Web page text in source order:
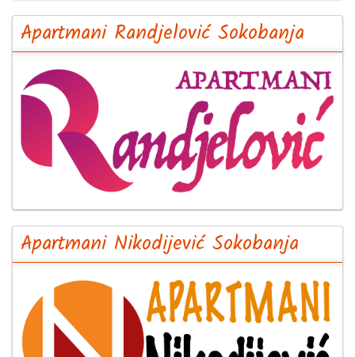
Apartmani Randjelović Sokobanja
Apartmani Nikodijević Sokobanja